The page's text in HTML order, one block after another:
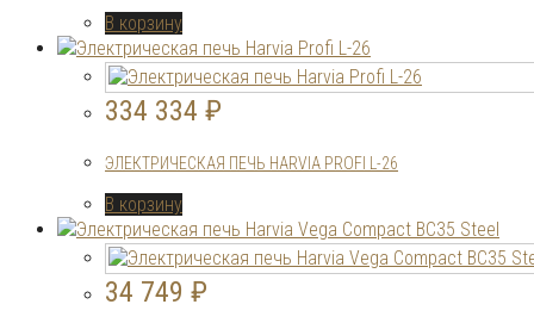
В корзину
334 334 ₽
ЭЛЕКТРИЧЕСКАЯ ПЕЧЬ HARVIA PROFI L-26
В корзину
34 749 ₽